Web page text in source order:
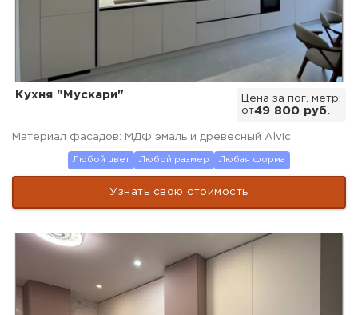
Цена за пог. метр:
от49 800 руб.
Кухня "Мускари"
Материал фасадов: МДФ эмаль и древесный Alvic
Любой цвет Любой размер Любая форма
Узнать свою стоимость